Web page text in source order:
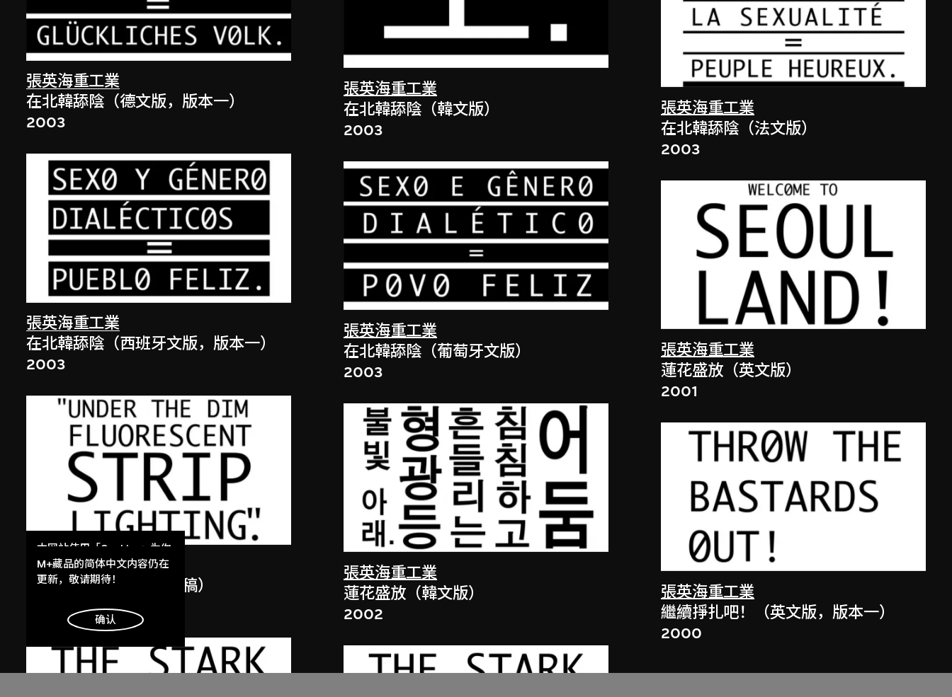
張英海重工業
在北韓舔陰（德文版，版本一）
2003
張英海重工業
在北韓舔陰（西班牙文版，版本一）
2003
張英海重工業
蓮花盛放（英文版，草稿）
張英海重工業
在北韓舔陰（韓文版）
2003
張英海重工業
在北韓舔陰（葡萄牙文版）
2003
張英海重工業
蓮花盛放（韓文版）
2002
張英海重工業
在北韓舔陰（法文版）
2003
張英海重工業
蓮花盛放（英文版）
2001
張英海重工業
繼續掙扎吧！（英文版，版本一）
2000
本网站使用「Cookies」为你
提供最好的网站体验。
了解更多
明白
M+藏品的简体中文内容仍在
更新，敬请期待！
确认